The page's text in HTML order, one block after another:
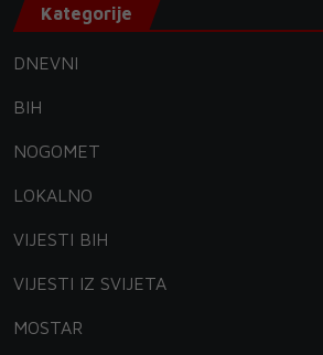
Kategorije
DNEVNI
BIH
NOGOMET
LOKALNO
VIJESTI BIH
VIJESTI IZ SVIJETA
MOSTAR